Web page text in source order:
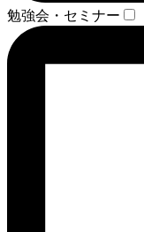
勉強会・セミナー